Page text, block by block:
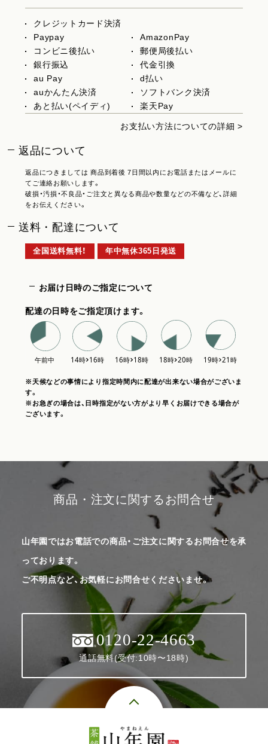
クレジットカード決済
Paypay
AmazonPay
コンビニ後払い
郵便局後払い
銀行振込
代金引換
au Pay
d払い
auかんたん決済
ソフトバンク決済
あと払い(ペイディ)
楽天Pay
お支払い方法についての詳細 >
返品について
返品につきましては 商品到着後 7日間以内にお電話またはメールに
てご連絡お願いします。
破損・汚損・不良品・ご注文と異なる商品や数量などの不備など、詳細
をお伝えください。
送料・配達について
全国送料無料！ 年中無休365日発送
お届け日時のご指定について
配達の日時をご指定頂けます。
※天候などの事情により指定時間内に配達が出来ない場合がございま
す。
※お急ぎの場合は、日時指定がない方がより早くお届けできる場合が
ございます。
商品・注文に関するお問合せ
山年園ではお電話での商品・ご注文に関するお問合せを承
っております。
ご不明点など、お気軽にお問合せくださいませ。
0120-22-4663
通話無料(受付:10時〜18時)